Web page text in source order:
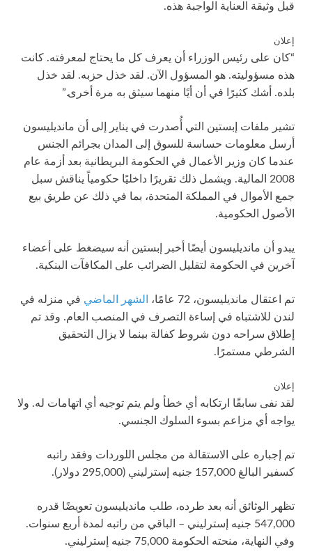
قبل وثيقة العناية الواجبة هذه.
إعلان
“كان على رئيس الوزراء أن يعرف كل ما يحتاج لمعرفته. كانت
هذه مسؤوليته. هو المسؤول الآن. لقد خذل حزبه. لقد خذل
بلده. أشك كثيرًا في أن أيًا منهما سيثق به مرة أخرى.”
تشير ملفات إبستين التي أُصدرت في يناير إلى أن مانديليسون
أرسل معلومات حساسة للسوق إلى المدان بجرائم الجنس
عندما كان وزير الأعمال في الحكومة البريطانية بعد أزمة عام
2008 المالية. ويشمل ذلك تقريرًا داخليًا حكومياً يناقش سبل
جمع الأموال في المملكة المتحدة، بما في ذلك عن طريق بيع
الأصول الحكومية.
يبدو أن مانديليسون أيضًا أخبر إبستين أنه سيضغط على أعضاء
آخرين في الحكومة لتقليل الضرائب على المكافآت البنكية.
تم اعتقال مانديليسون، 72 عامًا، الشهر الماضي في منزله في
لندن للاشتباه في إساءة التصرف في المنصب العام. وقد تم
إطلاق سراحه دون شروط كفالة بينما لا يزال التحقيق
الشرطي مستمرًا.
إعلان
لقد نفى سابقًا ارتكابه أي خطأ ولم يتم توجيه أي اتهامات له. ولا
يواجه أي مزاعم بسوء السلوك الجنسي.
تم إجباره على الاستقالة من مجلس اللوردات وفقد راتبه
كسفير البالغ 157,000 جنيه إسترليني (295,000 دولار).
تظهر الوثائق أنه بعد طرده، طلب مانديليسون تعويضًا قدره
547,000 جنيه إسترليني – الباقي من راتبه لمدة أربع سنوات.
وفي النهاية، منحته الحكومة 75,000 جنيه إسترليني.